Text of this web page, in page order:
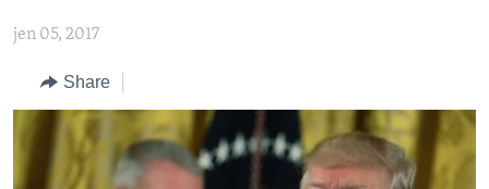
Skip
Search
FLASHPOINT IKRÈN
Learning English
SUIV NOU
jen 05, 2017
Share